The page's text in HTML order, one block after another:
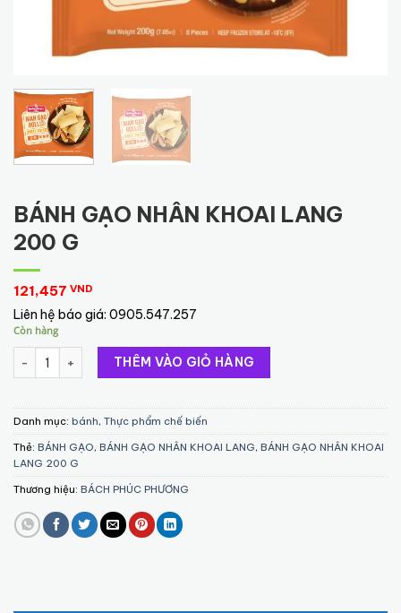
BÁNH GẠO NHÂN KHOAI LANG
200 G
121,457 VND
Liên hệ báo giá: 0905.547.257
Còn hàng
BÁNH GẠO NHÂN KHOAI LANG 200 G số lượng
THÊM VÀO GIỎ HÀNG
Danh mục: bánh, Thực phẩm chế biến
Thẻ: BÁNH GẠO, BÁNH GẠO NHÂN KHOAI LANG, BÁNH GẠO NHÂN KHOAI
LANG 200 G
Thương hiệu: BÁCH PHÚC PHƯƠNG